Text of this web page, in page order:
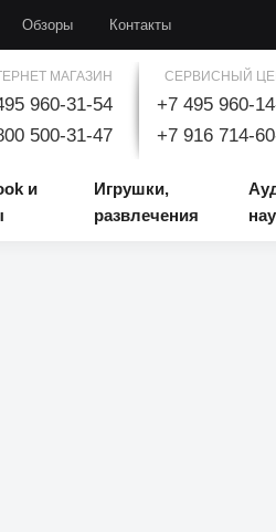
Обзоры Контакты
МАГАЗИН
960-31-54
500-31-47
СЕРВИСНЫЙ
+7 495 960-
+7 916 714-
и
Игрушки,
развлечения